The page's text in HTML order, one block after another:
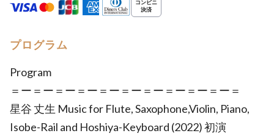
プログラム
Program
＝ー＝ー＝ー＝ー＝ー＝ー＝ー＝ー＝ー＝ー＝
星谷 丈生 Music for Flute, Saxophone,Violin, Piano,
Isobe-Rail and Hoshiya-Keyboard (2022) 初演